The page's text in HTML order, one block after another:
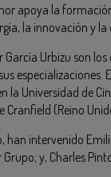
apoya la
la innovación y la
Urbizu son
especializaciones.
la Universidad de
(Reino
han intervenido
y, Charles